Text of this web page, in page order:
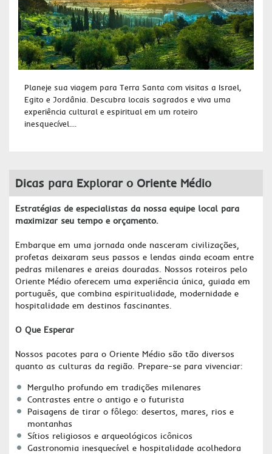
Planeje sua viagem para Terra Santa com visitas a Israel,
Egito e Jordânia. Descubra locais sagrados e viva uma
experiência cultural e espiritual em um roteiro
inesquecível....
Dicas para Explorar o Oriente Médio
Estratégias de especialistas da nossa equipe local para
maximizar seu tempo e orçamento.
Embarque em uma jornada onde nasceram civilizações,
profetas deixaram seus passos e lendas ainda ecoam entre
pedras milenares e areias douradas. Nossos roteiros pelo
Oriente Médio oferecem uma experiência única, guiada em
português, que combina espiritualidade, modernidade e
hospitalidade em destinos fascinantes.
O Que Esperar
Nossos pacotes para o Oriente Médio são tão diversos
quanto as culturas da região. Prepare-se para vivenciar:
Mergulho profundo em tradições milenares
Contrastes entre o antigo e o futurista
Paisagens de tirar o fôlego: desertos, mares, rios e
montanhas
Sítios religiosos e arqueológicos icônicos
Gastronomia inesquecível e hospitalidade acolhedora